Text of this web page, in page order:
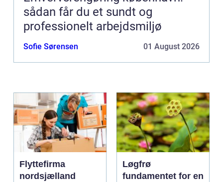
sådan får du et sundt og
professionelt arbejdsmiljø
Sofie Sørensen 01 August 2026
Flyttefirma
nordsjælland
Løgfrø
fundamentet for en